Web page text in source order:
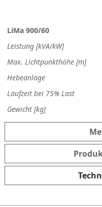
LiMa 900/60
Leistung [kVA/kW]
Max. Lichtpunkthöhe [m]
Hebeanlage
Laufzeit bei 75% Last
Gewicht [kg]